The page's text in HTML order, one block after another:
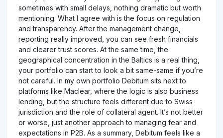
sometimes with small delays, nothing dramatic but worth
mentioning. What I agree with is the focus on regulation
and transparency. After the management change,
reporting really improved, you can see fresh financials
and clearer trust scores. At the same time, the
geographical concentration in the Baltics is a real thing,
your portfolio can start to look a bit same-same if you’re
not careful. In my own portfolio Debitum sits next to
platforms like Maclear, where the logic is also business
lending, but the structure feels different due to Swiss
jurisdiction and the role of collateral agent. It’s not better
or worse, just another approach to managing fear and
expectations in P2B. As a summary, Debitum feels like a